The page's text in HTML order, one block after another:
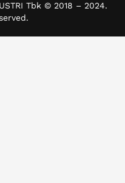
Tbk © 2018 – 2024.